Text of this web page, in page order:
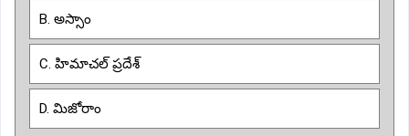
B. అస్సాం
C. హిమాచల్ ప్రదేశ్
D. మిజోరాం